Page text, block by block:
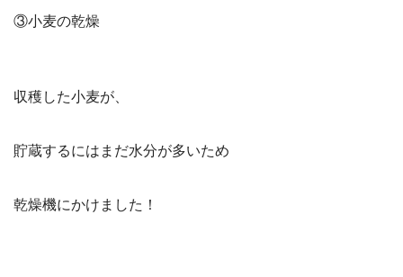
③小麦の乾燥
収穫した小麦が、
貯蔵するにはまだ水分が多いため
乾燥機にかけました！